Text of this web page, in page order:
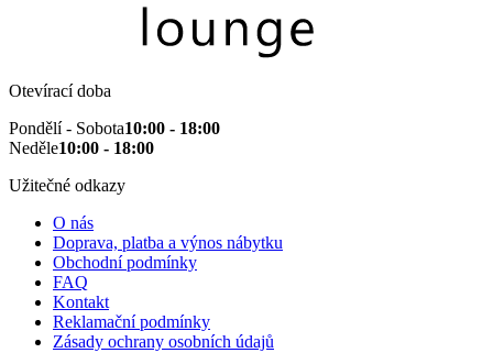
Otevírací doba
Pondělí - Sobota10:00 - 18:00
Neděle10:00 - 18:00
Užitečné odkazy
O nás
Doprava, platba a výnos nábytku
Obchodní podmínky
FAQ
Kontakt
Reklamační podmínky
Zásady ochrany osobních údajů